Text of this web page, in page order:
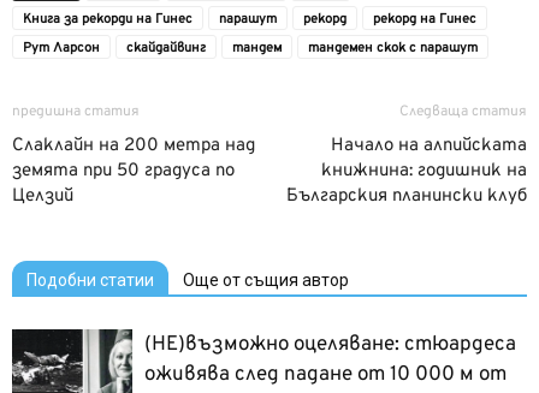
Книга за рекорди на Гинес
парашут рекорд
рекорд на Гинес
Рут Ларсон
скайдайвинг тандем тандемен скок с парашут
предишна статия
Слаклайн на 200 метра над
земята при 50 градуса по
Целзий
Следваща статия
Начало на алпийската
книжнина: годишник на
Българския планински клуб
Подобни статии Още от същия автор
(НЕ)възможно оцеляване: стюардеса
оживява след падане от 10 000 м от